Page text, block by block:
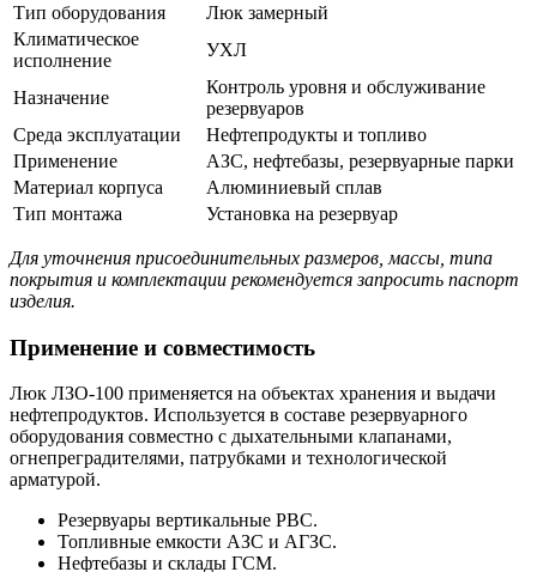
Тип оборудования
Люк замерный
Климатическое
исполнение
УХЛ
Назначение
Контроль уровня и обслуживание
резервуаров
Среда эксплуатации
Нефтепродукты и топливо
Применение
АЗС, нефтебазы, резервуарные парки
Материал корпуса
Алюминиевый сплав
Тип монтажа
Установка на резервуар
Для уточнения присоединительных размеров, массы, типа
покрытия и комплектации рекомендуется запросить паспорт
изделия.
Применение и совместимость
Люк ЛЗО-100 применяется на объектах хранения и выдачи
нефтепродуктов. Используется в составе резервуарного
оборудования совместно с дыхательными клапанами,
огнепреградителями, патрубками и технологической
арматурой.
Резервуары вертикальные РВС.
Топливные емкости АЗС и АГЗС.
Нефтебазы и склады ГСМ.